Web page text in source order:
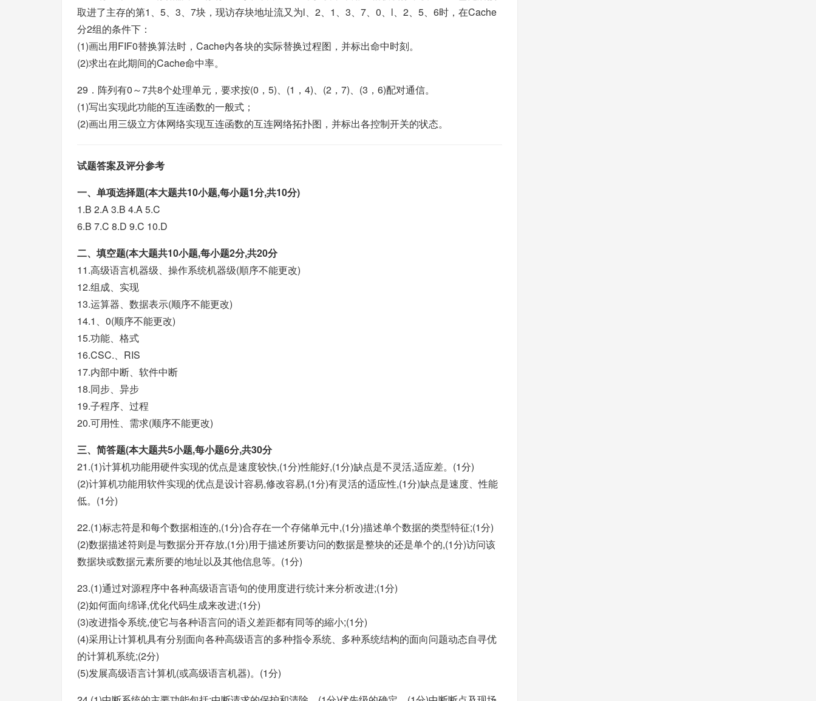
取进了主存的第1、5、3、7块，现访存块地址流又为l、2、1、3、7、0、l、2、5、6时，在Cache
分2组的条件下：
(1)画出用FIF0替换算法时，Cache内各块的实际替换过程图，并标出命中时刻。
(2)求出在此期间的Cache命中率。
29．阵列有0～7共8个处理单元，要求按(0，5)、(1，4)、(2，7)、(3，6)配对通信。
(1)写出实现此功能的互连函数的一般式；
(2)画出用三级立方体网络实现互连函数的互连网络拓扑图，并标出各控制开关的状态。
试题答案及评分参考
一、单项选择題(本大题共10小题,每小题1分,共10分)
1.B 2.A 3.B 4.A 5.C
6.B 7.C 8.D 9.C 10.D
二、填空题(本大题共10小题,每小题2分,共20分
11.高级语言机器级、操作系统机器级(順序不能更改)
12.组成、实现
13.运算器、数据表示(顺序不能更改)
14.1、0(顺序不能更改)
15.功能、格式
16.CSC.、RIS
17.内部中断、软件中断
18.同步、异步
19.子程序、过程
20.可用性、需求(顺序不能更改)
三、简答题(本大题共5小题,每小题6分,共30分
21.(1)计算机功能用硬件实现的优点是速度较快,(1分)性能好,(1分)缺点是不灵活,适应差。(1分)
(2)计算机功能用软件实现的优点是设计容易,修改容易,(1分)有灵活的适应性,(1分)缺点是速度、性能
低。(1分)
22.(1)标志符是和每个数据相连的,(1分)合存在一个存储单元中,(1分)描述单个数据的类型特征;(1分)
(2)数据描述符则是与数据分开存放,(1分)用于描述所要访问的数据是整块的还是单个的,(1分)访问该
数据块或数据元素所要的地址以及其他信息等。(1分)
23.(1)通过对源程序中各种高级语言语句的使用度进行统计来分析改进;(1分)
(2)如何面向绵译,优化代码生成来改进;(1分)
(3)改进指令系统,使它与各种语言问的语义差距都有同等的縮小;(1分)
(4)采用让计算机具有分别面向各种高级语言的多种指令系统、多种系统结构的面向问题动态自寻优
的计算机系统;(2分)
(5)发展高级语言计算机(或高级语言机器)。(1分)